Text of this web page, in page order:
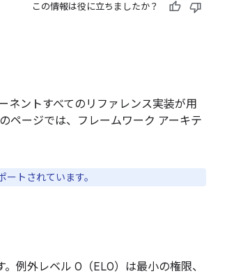
この情報は役に立ちましたか？
ネントすべてのリファレンス実装が用
ページでは、フレームワーク アーキテ
トされています。
例外レベル 0（EL0）は最小の権限、